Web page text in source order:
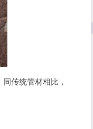
传统管材相比，